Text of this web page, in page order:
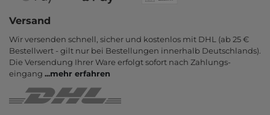
Versand
Wir versenden schnell, sicher und kostenlos mit DHL (ab 25 €
Bestell­wert - gilt nur bei Bestel­lungen inner­halb Deutsch­lands).
Die Ver­sendung Ihrer Ware er­folgt sofort nach Zahlungs­
eingang ...mehr erfahren